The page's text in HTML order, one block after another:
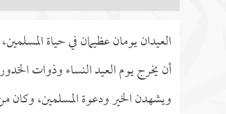
العيدان يومان عظيمان في حياة
أن يخرج يوم العيد النساء وذوات
ويشهدن الخير ودعوة المسلمين، وكان